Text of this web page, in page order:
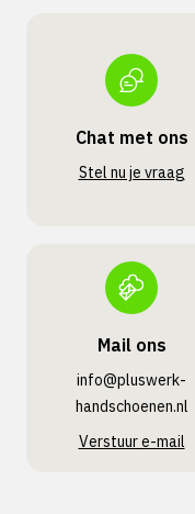
Chat met ons
Stel nu je vraag
Mail ons
info@pluswerk­
handschoenen.nl
Verstuur e-mail